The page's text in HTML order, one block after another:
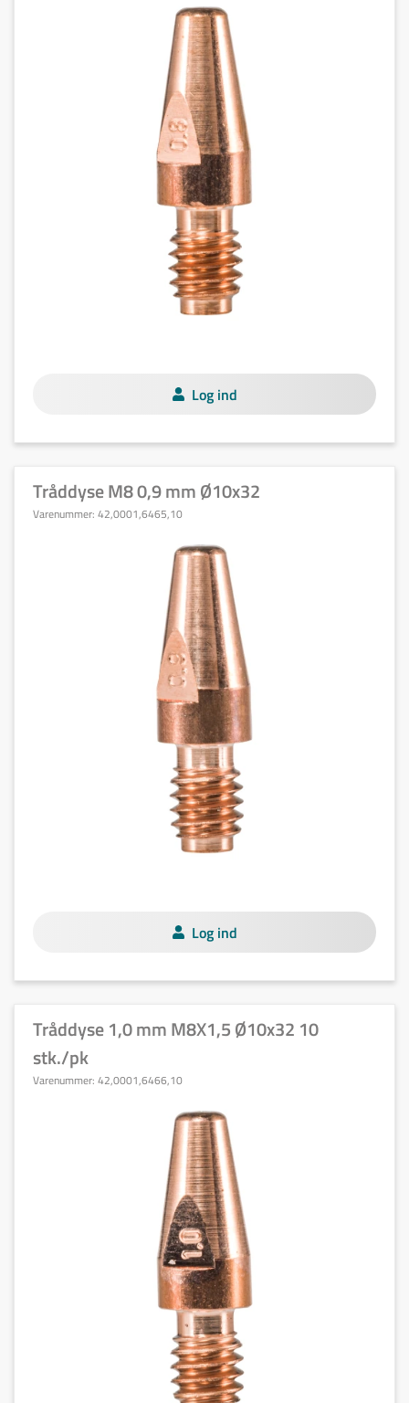
Log ind
Tråddyse M8 0,9 mm Ø10x32
Varenummer: 42,0001,6465,10
Log ind
Tråddyse 1,0 mm M8X1,5 Ø10x32 10
stk./pk
Varenummer: 42,0001,6466,10